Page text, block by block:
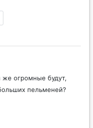
же огромные будут,
пельменей?